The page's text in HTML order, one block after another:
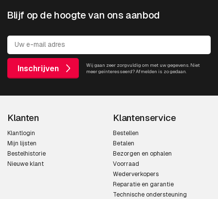
Blijf op de hoogte van ons aanbod
Inschrijven
Wij gaan zeer zorgvuldig om met uw gegevens. Niet
meer geïnteresseerd? Afmelden is zo gedaan.
Klanten
Klantlogin
Mijn lijsten
Bestelhistorie
Nieuwe klant
Klantenservice
Bestellen
Betalen
Bezorgen en ophalen
Voorraad
Wederverkopers
Reparatie en garantie
Technische ondersteuning